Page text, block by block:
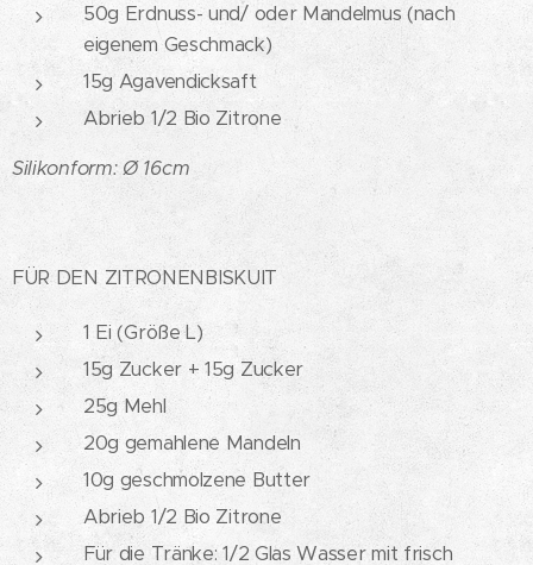
50g Erdnuss- und/ oder Mandelmus (nach
eigenem Geschmack)
15g Agavendicksaft
Abrieb 1/2 Bio Zitrone
Silikonform: Ø 16cm
FÜR DEN ZITRONENBISKUIT
1 Ei (Größe L)
15g Zucker + 15g Zucker
25g Mehl
20g gemahlene Mandeln
10g geschmolzene Butter
Abrieb 1/2 Bio Zitrone
Für die Tränke: 1/2 Glas Wasser mit frisch